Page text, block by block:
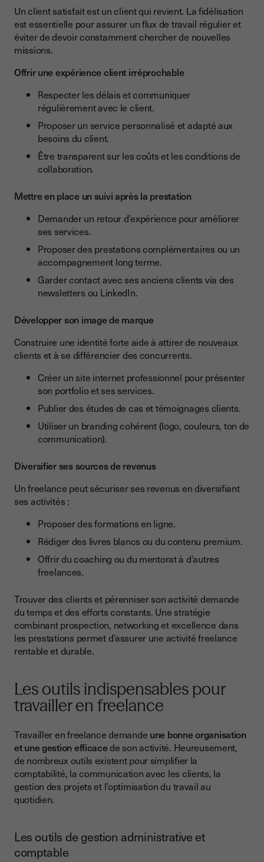
Un client satisfait est un client qui revient. La fidélisation
est essentielle pour assurer un flux de travail régulier et
éviter de devoir constamment chercher de nouvelles
missions.
Offrir une expérience client irréprochable
Respecter les délais et communiquer
régulièrement avec le client.
Proposer un service personnalisé et adapté aux
besoins du client.
Être transparent sur les coûts et les conditions de
collaboration.
Mettre en place un suivi après la prestation
Demander un retour d’expérience pour améliorer
ses services.
Proposer des prestations complémentaires ou un
accompagnement long terme.
Garder contact avec ses anciens clients via des
newsletters ou LinkedIn.
Développer son image de marque
Construire une identité forte aide à attirer de nouveaux
clients et à se différencier des concurrents.
Créer un site internet professionnel pour présenter
son portfolio et ses services.
Publier des études de cas et témoignages clients.
Utiliser un branding cohérent (logo, couleurs, ton de
communication).
Diversifier ses sources de revenus
Un freelance peut sécuriser ses revenus en diversifiant
ses activités :
Proposer des formations en ligne.
Rédiger des livres blancs ou du contenu premium.
Offrir du coaching ou du mentorat à d’autres
freelances.
Trouver des clients et pérenniser son activité demande
du temps et des efforts constants. Une stratégie
combinant prospection, networking et excellence dans
les prestations permet d’assurer une activité freelance
rentable et durable.
Les outils indispensables pour
travailler en freelance
Travailler en freelance demande une bonne organisation
et une gestion efficacede son activité. Heureusement,
de nombreux outils existent pour simplifier la
comptabilité, la communication avec les clients, la
gestion des projets et l’optimisation du travail au
quotidien.
Les outils de gestion administrative et
comptable